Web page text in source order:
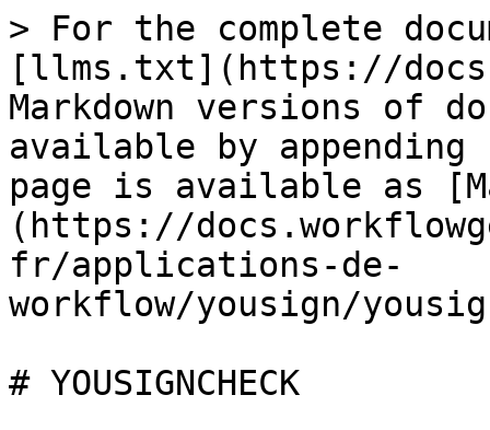
> For the complete
[llms.txt](https://
Markdown versions of
available by
page is available as
(https://
fr/applications-de-
workflow/yousign/
# YOUSIGNCHECK